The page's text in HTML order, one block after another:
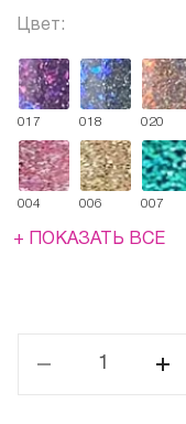
Цвет:
017 018 020
004 006 007
+ ПОКАЗАТЬ ВСЕ